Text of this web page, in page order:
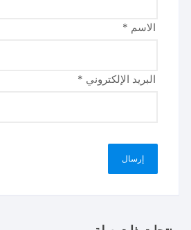
الاسم *
البريد الإلكتروني *